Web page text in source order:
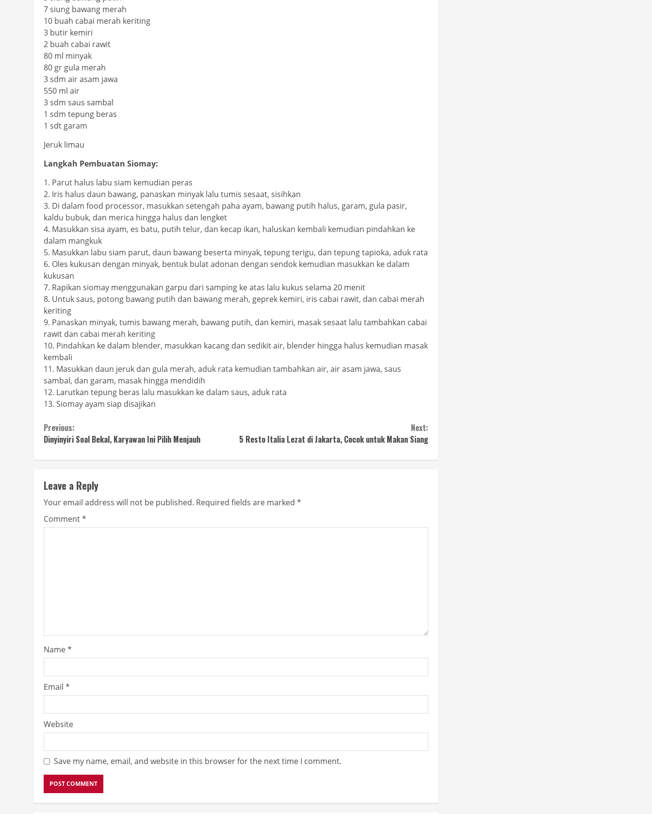
7 siung bawang merah
10 buah cabai merah keriting
3 butir kemiri
2 buah cabai rawit
80 ml minyak
80 gr gula merah
3 sdm air asam jawa
550 ml air
3 sdm saus sambal
1 sdm tepung beras
1 sdt garam
Jeruk limau
Langkah Pembuatan Siomay:
1. Parut halus labu siam kemudian peras
2. Iris halus daun bawang, panaskan minyak lalu tumis sesaat, sisihkan
3. Di dalam food processor, masukkan setengah paha ayam, bawang putih halus, garam, gula pasir,
kaldu bubuk, dan merica hingga halus dan lengket
4. Masukkan sisa ayam, es batu, putih telur, dan kecap ikan, haluskan kembali kemudian pindahkan ke
dalam mangkuk
5. Masukkan labu siam parut, daun bawang beserta minyak, tepung terigu, dan tepung tapioka, aduk rata
6. Oles kukusan dengan minyak, bentuk bulat adonan dengan sendok kemudian masukkan ke dalam
kukusan
7. Rapikan siomay menggunakan garpu dari samping ke atas lalu kukus selama 20 menit
8. Untuk saus, potong bawang putih dan bawang merah, geprek kemiri, iris cabai rawit, dan cabai merah
keriting
9. Panaskan minyak, tumis bawang merah, bawang putih, dan kemiri, masak sesaat lalu tambahkan cabai
rawit dan cabai merah keriting
10. ⁠Pindahkan ke dalam blender, masukkan kacang dan sedikit air, blender hingga halus kemudian masak
kembali
11. Masukkan daun jeruk dan gula merah, aduk rata kemudian tambahkan air, air asam jawa, saus
sambal, dan garam, masak hingga mendidih
12. Larutkan tepung beras lalu masukkan ke dalam saus, aduk rata
13. Siomay ayam siap disajikan
Continue
Reading
Previous:
Dinyinyiri Soal Bekal, Karyawan Ini Pilih Menjauh
Next:
5 Resto Italia Lezat di Jakarta, Cocok untuk Makan Siang
Leave a Reply
Your email address will not be published. Required fields are marked *
Comment*
Name*
Email *
Website
Save my name, email, and website in this browser for the next time I comment.